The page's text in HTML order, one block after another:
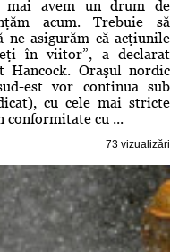
mai avem un drum de
acum. Trebuie să
ne asigurăm că acţiunile
în viitor”, a declarat
Hancock. Oraşul nordic
est vor continua sub
cu cele mai stricte
conformitate cu ...
73 vizualizări